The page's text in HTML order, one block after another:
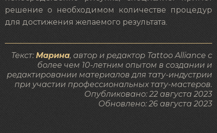
решение о необходимом количестве процедур
для достижения желаемого результата.
Текст: Марина, автор и редактор Tattoo Alliance с
более чем 10-летним опытом в создании и
редактировании материалов для тату-индустрии
при участии профессиональных тату-мастеров.
Опубликовано:22 августа 2023
Обновлено: 26 августа 2023